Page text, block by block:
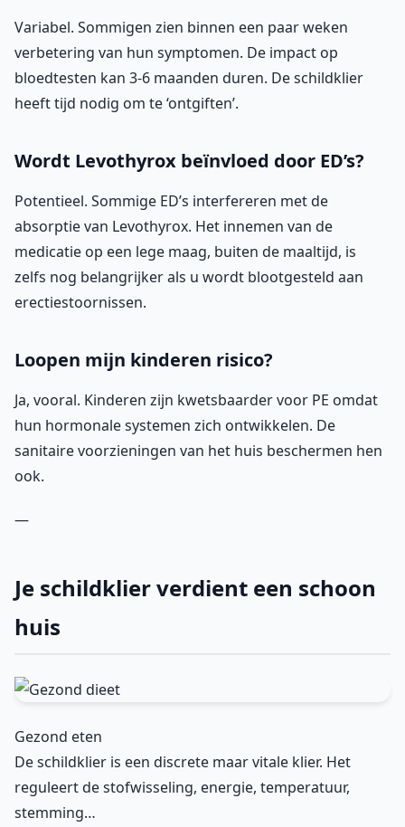
Variabel. Sommigen zien binnen een paar weken
verbetering van hun symptomen. De impact op
bloedtesten kan 3-6 maanden duren. De schildklier
heeft tijd nodig om te ‘ontgiften’.
Wordt Levothyrox beïnvloed door ED’s?
Potentieel. Sommige ED’s interfereren met de
absorptie van Levothyrox. Het innemen van de
medicatie op een lege maag, buiten de maaltijd, is
zelfs nog belangrijker als u wordt blootgesteld aan
erectiestoornissen.
Loopen mijn kinderen risico?
Ja, vooral. Kinderen zijn kwetsbaarder voor PE omdat
hun hormonale systemen zich ontwikkelen. De
sanitaire voorzieningen van het huis beschermen hen
ook.
—
Je schildklier verdient een schoon
huis
Gezond eten
De schildklier is een discrete maar vitale klier. Het
reguleert de stofwisseling, energie, temperatuur,
stemming…